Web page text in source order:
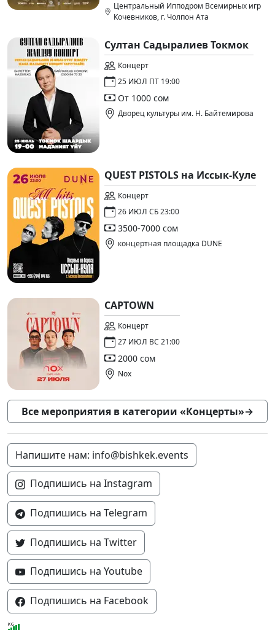
Центральный Ипподром Всемирных игр
Кочевников, г. Чолпон Ата
Султан Садыралиев Токмок
Концерт
25 ИЮЛ ПТ 19:00
От 1000 сом
Дворец культуры им. Н. Байтемирова
QUEST PISTOLS на Иссык-Куле
Концерт
26 ИЮЛ СБ 23:00
3500-7000 сом
концертная площадка DUNE
CAPTOWN
Концерт
27 ИЮЛ ВС 21:00
2000 сом
Nox
Все мероприятия в категории «Концерты»→
Напишите нам: info@bishkek.events
Подпишись на Instagram
Подпишись на Telegram
Подпишись на Twitter
Подпишись на Youtube
Подпишись на Facebook